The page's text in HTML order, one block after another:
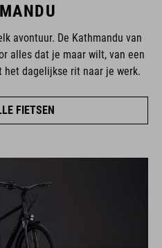
avontuur. De Kathmandu van
alles dat je maar wilt, van een
dagelijkse rit naar je werk.
FIETSEN